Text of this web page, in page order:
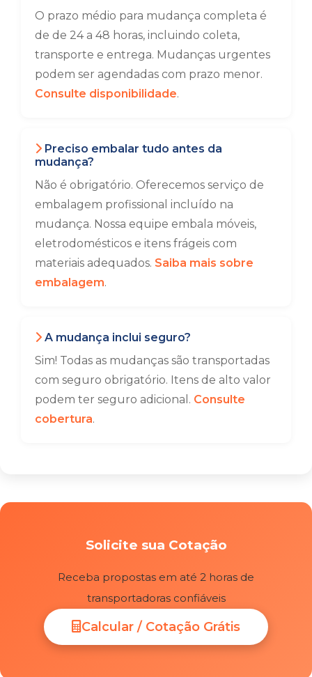
O prazo médio para mudança completa é
de de 24 a 48 horas, incluindo coleta,
transporte e entrega. Mudanças urgentes
podem ser agendadas com prazo menor.
Consulte disponibilidade.
Preciso embalar tudo antes da
mudança?
Não é obrigatório. Oferecemos serviço de
embalagem profissional incluído na
mudança. Nossa equipe embala móveis,
eletrodomésticos e itens frágeis com
materiais adequados. Saiba mais sobre
embalagem.
A mudança inclui seguro?
Sim! Todas as mudanças são transportadas
com seguro obrigatório. Itens de alto valor
podem ter seguro adicional. Consulte
cobertura.
Solicite sua Cotação
Receba propostas em até 2 horas de
transportadoras confiáveis
Calcular / Cotação Grátis